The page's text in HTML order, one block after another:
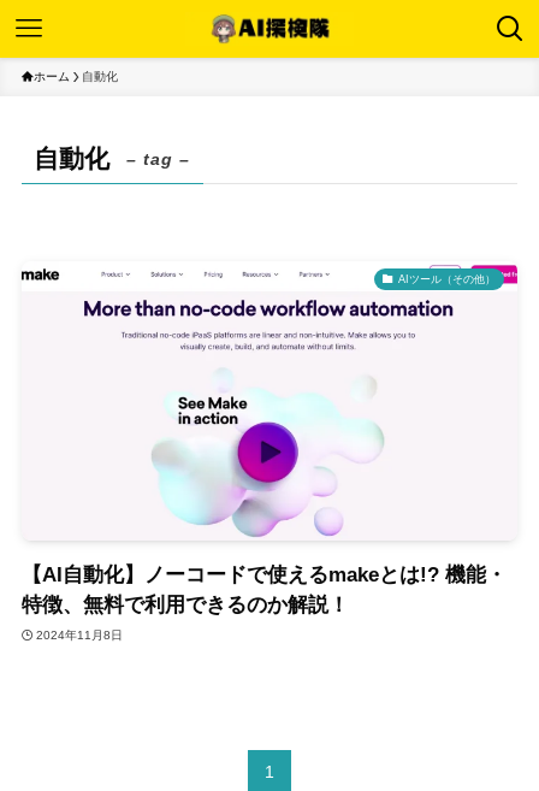
ホーム 自動化
自動化 – tag –
AIツール（その他）
【AI自動化】ノーコードで使えるmakeとは!? 機能・
特徴、無料で利用できるのか解説！
2024年11月8日
1